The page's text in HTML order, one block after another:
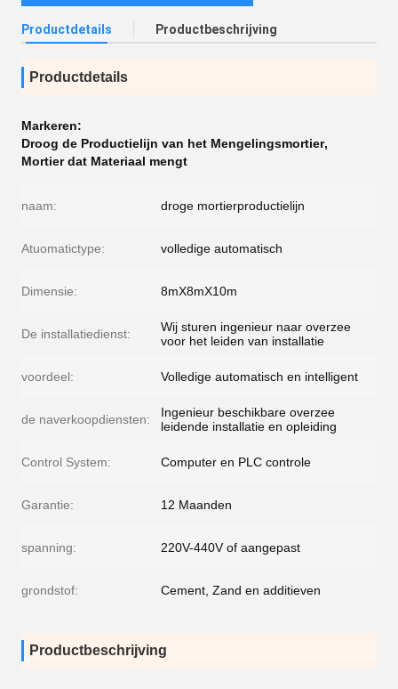
Productdetails Productbeschrijving
Productdetails
Markeren:
Droog de Productielijn van het Mengelingsmortier,
Mortier dat Materiaal mengt
naam: droge mortierproductielijn
Atuomatictype: volledige automatisch
Dimensie: 8mX8mX10m
De installatiedienst:
Wij sturen ingenieur naar overzee
voor het leiden van installatie
voordeel: Volledige automatisch en intelligent
de naverkoopdiensten:
Ingenieur beschikbare overzee
leidende installatie en opleiding
Control System: Computer en PLC controle
Garantie: 12 Maanden
spanning: 220V-440V of aangepast
grondstof: Cement, Zand en additieven
Productbeschrijving